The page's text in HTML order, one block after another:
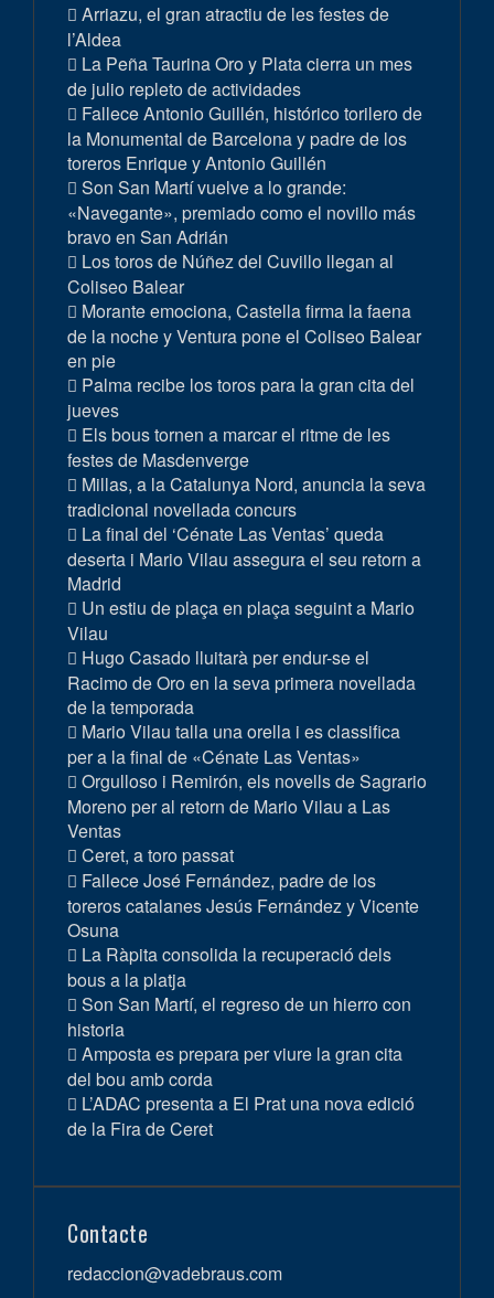
Arriazu, el gran atractiu de les festes de
l’Aldea
La Peña Taurina Oro y Plata cierra un mes
de julio repleto de actividades
Fallece Antonio Guillén, histórico torilero de
la Monumental de Barcelona y padre de los
toreros Enrique y Antonio Guillén
Son San Martí vuelve a lo grande:
«Navegante», premiado como el novillo más
bravo en San Adrián
Los toros de Núñez del Cuvillo llegan al
Coliseo Balear
Morante emociona, Castella firma la faena
de la noche y Ventura pone el Coliseo Balear
en pie
Palma recibe los toros para la gran cita del
jueves
Els bous tornen a marcar el ritme de les
festes de Masdenverge
Millas, a la Catalunya Nord, anuncia la seva
tradicional novellada concurs
La final del ‘Cénate Las Ventas’ queda
deserta i Mario Vilau assegura el seu retorn a
Madrid
Un estiu de plaça en plaça seguint a Mario
Vilau
Hugo Casado lluitarà per endur-se el
Racimo de Oro en la seva primera novellada
de la temporada
Mario Vilau talla una orella i es classifica
per a la final de «Cénate Las Ventas»
Orgulloso i Remirón, els novells de Sagrario
Moreno per al retorn de Mario Vilau a Las
Ventas
Ceret, a toro passat
Fallece José Fernández, padre de los
toreros catalanes Jesús Fernández y Vicente
Osuna
La Ràpita consolida la recuperació dels
bous a la platja
Son San Martí, el regreso de un hierro con
historia
Amposta es prepara per viure la gran cita
del bou amb corda
L’ADAC presenta a El Prat una nova edició
de la Fira de Ceret
Contacte
redaccion@vadebraus.com